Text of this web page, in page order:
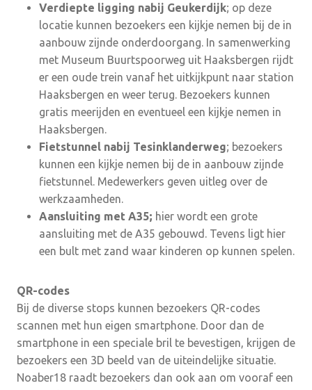
Verdiepte ligging nabij Geukerdijk; op deze
locatie kunnen bezoekers een kijkje nemen bij de in
aanbouw zijnde onderdoorgang. In samenwerking
met Museum Buurtspoorweg uit Haaksbergen rijdt
er een oude trein vanaf het uitkijkpunt naar station
Haaksbergen en weer terug. Bezoekers kunnen
gratis meerijden en eventueel een kijkje nemen in
Haaksbergen.
Fietstunnel nabij Tesinklanderweg; bezoekers
kunnen een kijkje nemen bij de in aanbouw zijnde
fietstunnel. Medewerkers geven uitleg over de
werkzaamheden.
Aansluiting met A35; hier wordt een grote
aansluiting met de A35 gebouwd. Tevens ligt hier
een bult met zand waar kinderen op kunnen spelen.
QR-codes
Bij de diverse stops kunnen bezoekers QR-codes
scannen met hun eigen smartphone. Door dan de
smartphone in een speciale bril te bevestigen, krijgen de
bezoekers een 3D beeld van de uiteindelijke situatie.
Noaber18 raadt bezoekers dan ook aan om vooraf een